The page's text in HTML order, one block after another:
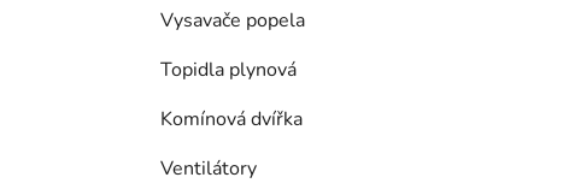
Vysavače popela
Topidla plynová
Komínová dvířka
Ventilátory